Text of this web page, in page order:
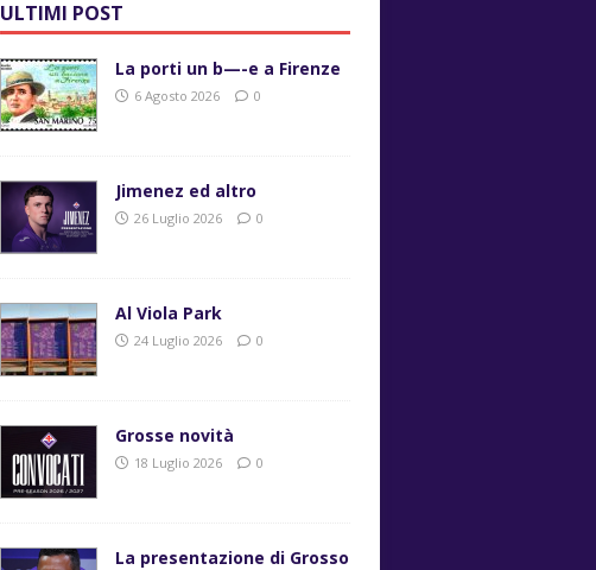
ULTIMI POST
La porti un b—-e a Firenze
6 Agosto 2026 0
Jimenez ed altro
26 Luglio 2026 0
Al Viola Park
24 Luglio 2026 0
Grosse novità
18 Luglio 2026 0
La presentazione di Grosso